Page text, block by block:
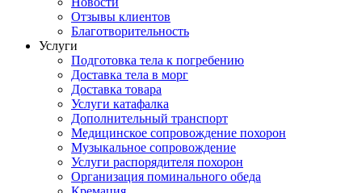
Отзывы клиентов
Благотворительность
Услуги
Подготовка тела к погребению
Доставка тела в морг
Доставка товара
Услуги катафалка
Дополнительный транспорт
Медицинское сопровождение похорон
Музыкальное сопровождение
Услуги распорядителя похорон
Организация поминального обеда